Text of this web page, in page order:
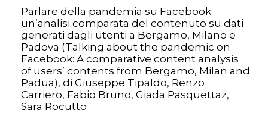
Parlare della pandemia su Facebook:
un’analisi comparata del contenuto su dati
generati dagli utenti a Bergamo, Milano e
Padova (Talking about the pandemic on
Facebook: A comparative content analysis
of users’ contents from Bergamo, Milan and
Padua), di Giuseppe Tipaldo, Renzo
Carriero, Fabio Bruno, Giada Pasquettaz,
Sara Rocutto